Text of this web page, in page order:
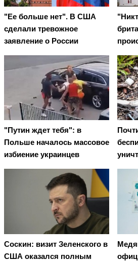
"Ее больше нет". В США
сделали тревожное
заявление о России
"Путин ждет тебя": в
Польше началось массовое
избиение украинцев
Соскин: визит Зеленского в
США оказался полным